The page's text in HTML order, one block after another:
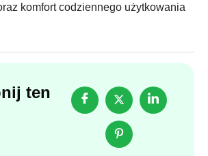
komfort codziennego użytkowania
ten